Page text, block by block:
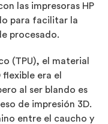
las impresoras HP
para facilitar la
procesado.
(TPU), el material
era el
al ser blando es
de impresión 3D.
entre el caucho y